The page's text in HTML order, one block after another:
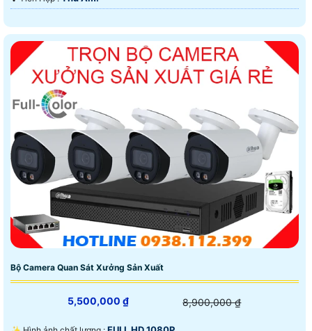
Bộ Camera Quan Sát Xưởng Sản Xuất
5,500,000 ₫ 8,900,000 ₫